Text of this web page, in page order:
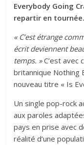
Everybody Going
repartir en tournée.
« C’est étrange
écrit deviennent
temps. »C’est avec
britannique Nothing
nouveau titre « Is
Un single pop-rock
aux paroles
pays en prise avec
réalité d’une